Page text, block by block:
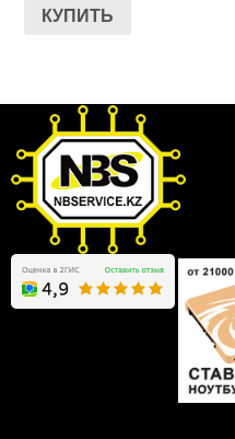
КУПИТЬ